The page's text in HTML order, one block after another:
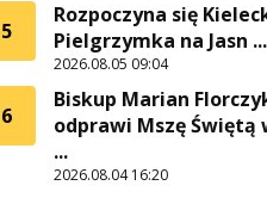
5
Rozpoczyna się
Pielgrzymka na Jasn ...
2026.08.05 09:04
6
Biskup Marian
odprawi Mszę Świętą
...
2026.08.04 16:20